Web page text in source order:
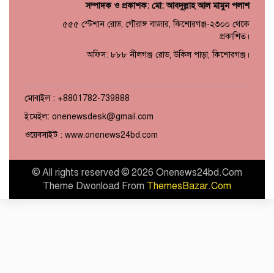
সম্পাদক ও প্রকাশক: মো: আবদুল্লাহ আল মামুন পলাশ
৫৫৫ স্টেশান রোড, গৌরাঙ্গ বাজার, কিশোরগঞ্জ-২৩০০ থেকে
প্রকাশিত।
অফিস: ৮৮৮ নীলগঞ্জ রোড, উকিল পাড়া, কিশোরগঞ্জ।
মোবাইল : +8801782-739888
ইমেইল: onenewsdesk@gmail.com
ওয়েবসাইট : www.onenews24bd.com
© All rights reserved © 2026 Onenews24bd.Com
Theme Dwonload From ThemesBazar.Com